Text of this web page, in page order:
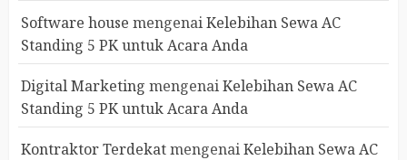
Software house mengenaiKelebihan Sewa AC
Standing 5 PK untuk Acara Anda
Digital Marketing mengenaiKelebihan Sewa AC
Standing 5 PK untuk Acara Anda
Kontraktor TerdekatmengenaiKelebihan Sewa AC